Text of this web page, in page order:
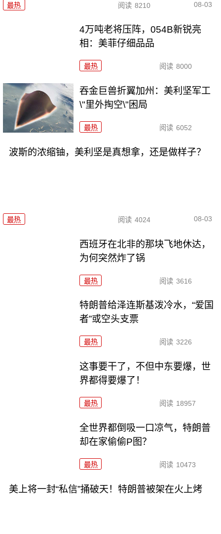
最热 阅读 8210 08-03
4万吨老将压阵，054B新锐亮
相：美菲仔细品品
最热 阅读 8000
吞金巨兽折翼加州：美利坚军工
\"里外掏空\"困局
最热 阅读 6052
波斯的浓缩铀，美利坚是真想拿，还是做样子？
最热 阅读 4024 08-03
西班牙在北非的那块飞地休达，
为何突然炸了锅
最热 阅读 3616
特朗普给泽连斯基泼冷水，“爱国
者”或空头支票
最热 阅读 3226
这事要干了，不但中东要爆，世
界都得要爆了！
最热 阅读 18957
全世界都倒吸一口凉气，特朗普
却在家偷偷P图？
最热 阅读 10473
美上将一封“私信”捅破天！特朗普被架在火上烤